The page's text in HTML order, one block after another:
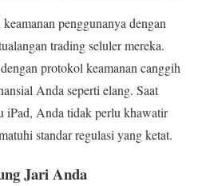
penggunanya dengan
trading seluler mereka.
protokol keamanan canggih
Anda seperti elang. Saat
iPad, Anda tidak perlu khawatir
standar regulasi yang ketat.
Jari Anda